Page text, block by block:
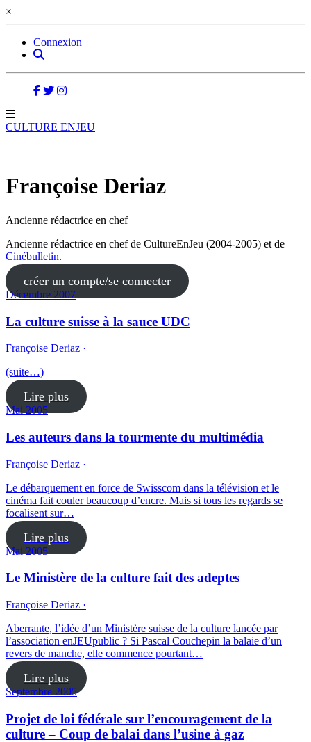
×
Connexion
CULTURE ENJEU
Françoise Deriaz
Ancienne rédactrice en chef
Ancienne rédactrice en chef de CultureEnJeu (2004-2005) et de
Cinébulletin.
créer un compte/se connecter
Décembre 2007
La culture suisse à la sauce UDC
Françoise Deriaz ·
(suite…)
Lire plus
Mai 2005
Les auteurs dans la tourmente du multimédia
Françoise Deriaz ·
Le débarquement en force de Swisscom dans la télévision et le
cinéma fait couler beaucoup d’encre. Mais si tous les regards se
focalisent sur…
Lire plus
Mai 2005
Le Ministère de la culture fait des adeptes
Françoise Deriaz ·
Aberrante, l’idée d’un Ministère suisse de la culture lancée par
l’association enJEUpublic ? Si Pascal Couchepin la balaie d’un
revers de manche, elle commence pourtant…
Lire plus
Septembre 2005
Projet de loi fédérale sur l’encouragement de la
culture – Coup de balai dans l’usine à gaz